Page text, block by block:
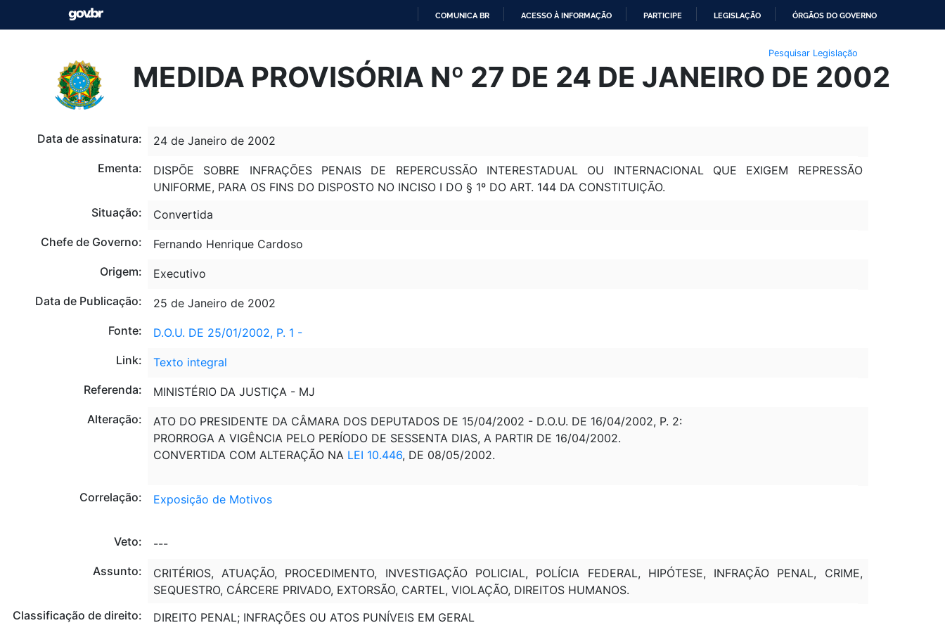
O
CONTEÚDO
COMUNICA BR ACESSO À INFORMAÇÃO PARTICIPE LEGISLAÇÃO ÓRGÃOS DO GOVERNO
Pesquisar Legislação
MEDIDA PROVISÓRIA Nº 27 DE 24 DE JANEIRO DE 2002
Data de assinatura:
24 de Janeiro de 2002
Ementa:
DISPÕE SOBRE INFRAÇÕES PENAIS DE REPERCUSSÃO INTERESTADUAL OU INTERNACIONAL QUE EXIGEM REPRESSÃO
UNIFORME, PARA OS FINS DO DISPOSTO NO INCISO I DO § 1º DO ART. 144 DA CONSTITUIÇÃO.
Situação:
Convertida
Chefe de Governo:
Fernando Henrique Cardoso
Origem:
Executivo
Data de Publicação:
25 de Janeiro de 2002
Fonte:
D.O.U. DE 25/01/2002, P. 1 -
Link:
Texto integral
Referenda:
MINISTÉRIO DA JUSTIÇA - MJ
Alteração:
ATO DO PRESIDENTE DA CÂMARA DOS DEPUTADOS DE 15/04/2002 - D.O.U. DE 16/04/2002, P. 2:
PRORROGA A VIGÊNCIA PELO PERÍODO DE SESSENTA DIAS, A PARTIR DE 16/04/2002.
CONVERTIDA COM ALTERAÇÃO NA LEI 10.446, DE 08/05/2002.
Correlação: Exposição de Motivos
Veto:
---
Assunto:
CRITÉRIOS, ATUAÇÃO, PROCEDIMENTO, INVESTIGAÇÃO POLICIAL, POLÍCIA FEDERAL, HIPÓTESE, INFRAÇÃO PENAL, CRIME,
SEQUESTRO, CÁRCERE PRIVADO, EXTORSÃO, CARTEL, VIOLAÇÃO, DIREITOS HUMANOS.
Classificação de direito:
DIREITO PENAL; INFRAÇÕES OU ATOS PUNÍVEIS EM GERAL